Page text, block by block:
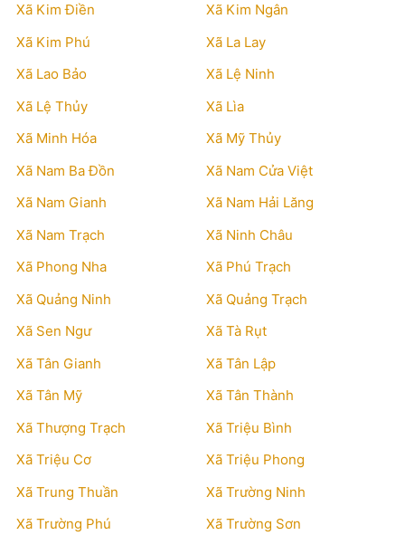
Xã Kim Điền
Xã Kim Ngân
Xã Kim Phú
Xã La Lay
Xã Lao Bảo
Xã Lệ Ninh
Xã Lệ Thủy
Xã Lìa
Xã Minh Hóa
Xã Mỹ Thủy
Xã Nam Ba Đồn
Xã Nam Cửa Việt
Xã Nam Gianh
Xã Nam Hải Lăng
Xã Nam Trạch
Xã Ninh Châu
Xã Phong Nha
Xã Phú Trạch
Xã Quảng Ninh
Xã Quảng Trạch
Xã Sen Ngư
Xã Tà Rụt
Xã Tân Gianh
Xã Tân Lập
Xã Tân Mỹ
Xã Tân Thành
Xã Thượng Trạch
Xã Triệu Bình
Xã Triệu Cơ
Xã Triệu Phong
Xã Trung Thuần
Xã Trường Ninh
Xã Trường Phú
Xã Trường Sơn